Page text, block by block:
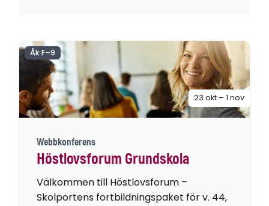
Webbkonferens
Höstlovsforum Grundskola
Välkommen till Höstlovsforum –
Skolportens fortbildningspaket för v. 44,
Åk F–9
23 okt – 1 nov